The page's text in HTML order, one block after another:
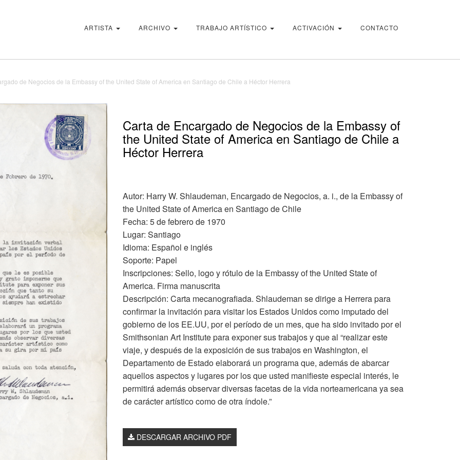
ARTISTA ARCHIVO TRABAJO ARTÍSTICO ACTIVACIÓN CONTACTO
de Negocios de la Embassy of the United State of America en Santiago de Chile a Héctor Herrera
Carta de Encargado de Negocios de la Embassy of
the United State of America en Santiago de Chile a
Héctor Herrera
Autor: Harry W. Shlaudeman, Encargado de Negocios, a. i., de la Embassy of
the United State of America en Santiago de Chile
Fecha: 5 de febrero de 1970
Lugar: Santiago
Idioma: Español e inglés
Soporte: Papel
Inscripciones: Sello, logo y rótulo de la Embassy of the United State of
America. Firma manuscrita
Descripción: Carta mecanografiada. Shlaudeman se dirige a Herrera para
confirmar la invitación para visitar los Estados Unidos como imputado del
gobierno de los EE.UU, por el período de un mes, que ha sido invitado por el
Smithsonian Art Institute para exponer sus trabajos y que al “realizar este
viaje, y después de la exposición de sus trabajos en Washington, el
Departamento de Estado elaborará un programa que, además de abarcar
aquellos aspectos y lugares por los que usted manifieste especial interés, le
permitirá además observar diversas facetas de la vida norteamericana ya sea
de carácter artístico como de otra índole.”
DESCARGAR ARCHIVO PDF